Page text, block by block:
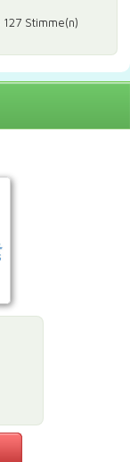
127 Stimme(n)